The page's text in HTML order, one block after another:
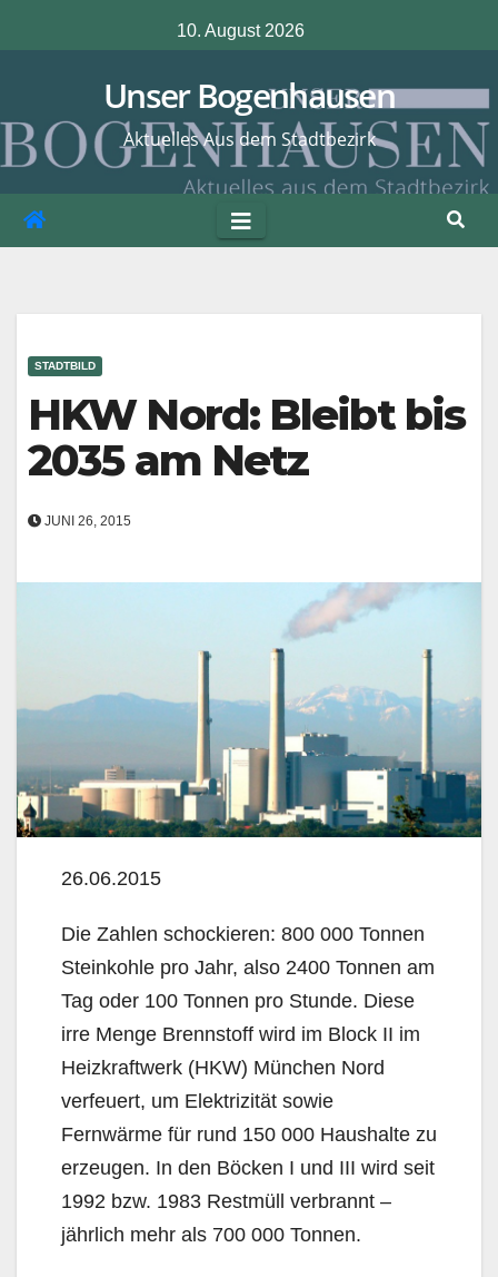
Inhalt
10. August 2026
Unser Bogenhausen
Aktuelles Aus dem Stadtbezirk
STADTBILD
HKW Nord: Bleibt bis
2035 am Netz
JUNI 26, 2015
26.06.2015
Die Zahlen schockieren: 800 000 Tonnen
Steinkohle pro Jahr, also 2400 Tonnen am
Tag oder 100 Tonnen pro Stunde. Diese
irre Menge Brennstoff wird im Block II im
Heizkraftwerk (HKW) München Nord
verfeuert, um Elektrizität sowie
Fernwärme für rund 150 000 Haushalte zu
erzeugen. In den Böcken I und III wird seit
1992 bzw. 1983 Restmüll verbrannt –
jährlich mehr als 700 000 Tonnen.